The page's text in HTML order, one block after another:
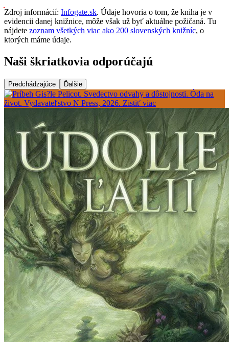
Zdroj informácií: Infogate.sk. Údaje hovoria o tom, že kniha je v
evidencii danej knižnice, môže však už byť aktuálne požičaná. Tu
nájdete zoznam všetkých viac ako 200 slovenských knižníc, o
ktorých máme údaje.
Naši škriatkovia odporúčajú
Predchádzajúce Ďalšie